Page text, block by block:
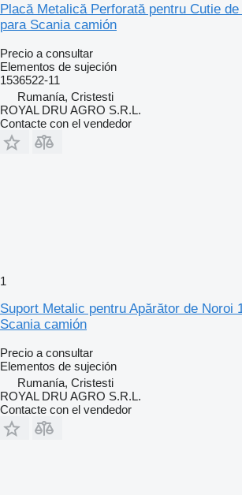
Placă Metalică Perforată pentru Cutie
para Scania camión
Precio a consultar
Elementos de sujeción
1536522-11
Rumanía, Cristesti
ROYAL DRU AGRO S.R.L.
Contacte con el vendedor
1
Suport Metalic pentru Apărător de Noroi
Scania camión
Precio a consultar
Elementos de sujeción
Rumanía, Cristesti
ROYAL DRU AGRO S.R.L.
Contacte con el vendedor